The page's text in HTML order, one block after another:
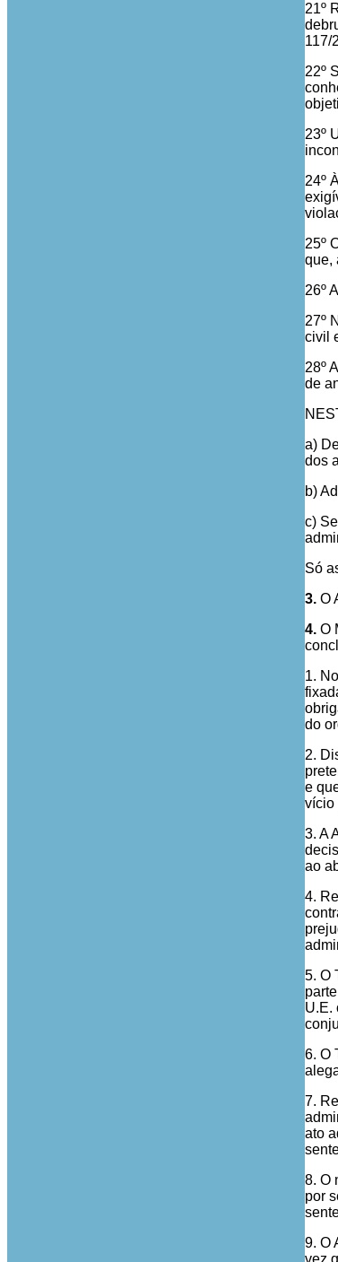
21º
117/
22º
23º
24º
25º
que,
26º
27º
civil
28º
de
a)
dos
b)
c)
Só
3. O
4. O
1.
do
2.
e
vício
3. A
ao
4.
5. O
U.E.
6. O
7.
ato
8. O
por
9. O
vez